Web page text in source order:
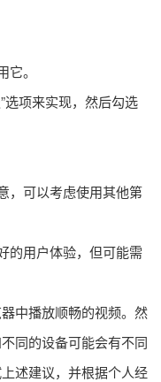
。
选项来实现，然后勾选
，可以考虑使用其他第
的用户体验，但可能需
中播放顺畅的视频。然
同的设备可能会有不同
述建议，并根据个人经